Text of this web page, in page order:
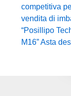
competitiva
vendita di
“Posillipo
M16” Asta